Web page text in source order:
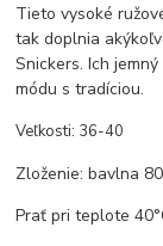
Tieto vysoké
tak doplnia
Snickers. Ich
módu s tradíciou.
Veľkosti: 36-40
Zloženie: bavlna
Prať pri teplote